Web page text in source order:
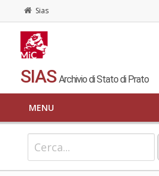
Sias
SIAS Archivio di Stato di Prato
MENU